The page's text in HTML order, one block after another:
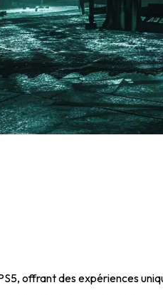
offrant des expériences